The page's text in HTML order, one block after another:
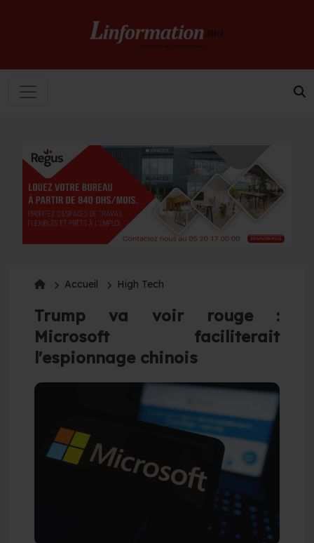
Accueil High Tech
Trump va voir rouge :
Microsoft faciliterait
l'espionnage chinois